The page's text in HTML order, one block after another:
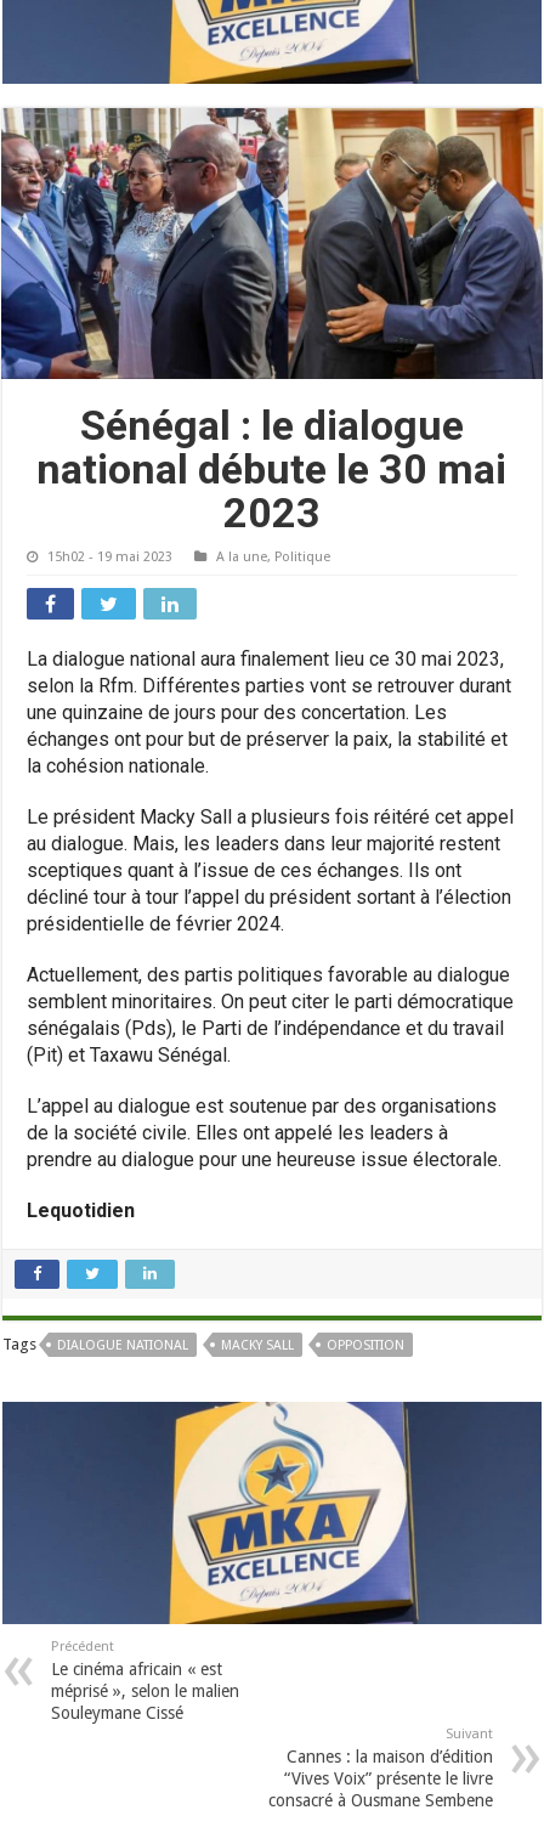
Sénégal : le dialogue
national débute le 30 mai
2023
15h02 - 19 mai 2023 A la une, Politique
La dialogue national aura finalement lieu ce 30 mai 2023,
selon la Rfm. Différentes parties vont se retrouver durant
une quinzaine de jours pour des concertation. Les
échanges ont pour but de préserver la paix, la stabilité et
la cohésion nationale.
Le président Macky Sall a plusieurs fois réitéré cet appel
au dialogue. Mais, les leaders dans leur majorité restent
sceptiques quant à l’issue de ces échanges. Ils ont
décliné tour à tour l’appel du président sortant à l’élection
présidentielle de février 2024.
Actuellement, des partis politiques favorable au dialogue
semblent minoritaires. On peut citer le parti démocratique
sénégalais (Pds), le Parti de l’indépendance et du travail
(Pit) et Taxawu Sénégal.
L’appel au dialogue est soutenue par des organisations
de la société civile. Elles ont appelé les leaders à
prendre au dialogue pour une heureuse issue électorale.
Lequotidien
Tags DIALOGUE NATIONAL MACKY SALL OPPOSITION
Précédent
Le cinéma africain « est
méprisé », selon le malien
Souleymane Cissé
Suivant
Cannes : la maison d’édition
“Vives Voix” présente le livre
consacré à Ousmane Sembene